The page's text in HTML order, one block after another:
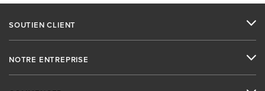
SOUTIEN CLIENT
NOTRE ENTREPRISE